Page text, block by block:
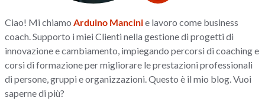
Ciao! Mi chiamoArduino Mancinie lavoro come business
coach. Supporto i miei Clienti nella gestione di progetti di
innovazione e cambiamento, impiegando percorsi di coaching e
corsi di formazione per migliorare le prestazioni professionali
di persone, gruppi e organizzazioni. Questo è il mio blog. Vuoi
saperne di più?